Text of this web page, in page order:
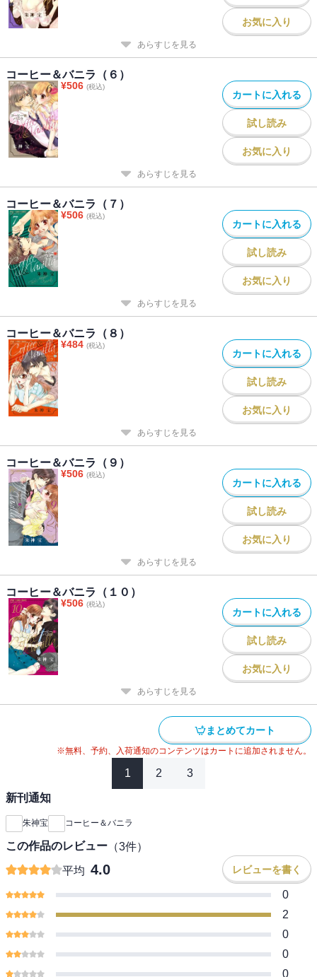
お気に入り
あらすじを見る
コーヒー＆バニラ（６）
¥506 (税込)
カートに入れる
試し読み
お気に入り
あらすじを見る
コーヒー＆バニラ（７）
¥506 (税込)
カートに入れる
試し読み
お気に入り
あらすじを見る
コーヒー＆バニラ（８）
¥484 (税込)
カートに入れる
試し読み
お気に入り
あらすじを見る
コーヒー＆バニラ（９）
¥506 (税込)
カートに入れる
試し読み
お気に入り
あらすじを見る
コーヒー＆バニラ（１０）
¥506 (税込)
カートに入れる
試し読み
お気に入り
あらすじを見る
まとめてカート
※無料、予約、入荷通知のコンテンツはカートに追加されません。
1 2 3
新刊通知
朱神宝 コーヒー＆バニラ
この作品のレビュー （3件）
平均 4.0 レビューを書く
0
2
0
0
0